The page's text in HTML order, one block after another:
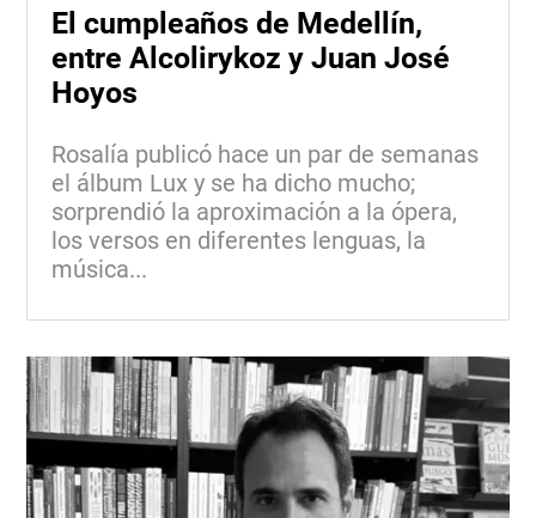
El cumpleaños de Medellín,
entre Alcolirykoz y Juan José
Hoyos
Rosalía publicó hace un par de semanas
el álbum Lux y se ha dicho mucho;
sorprendió la aproximación a la ópera,
los versos en diferentes lenguas, la
música...